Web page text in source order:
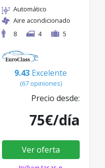
Automático
Aire acondicionado
8
4 5
9.43 Excelente
(67 opiniones)
Precio desde:
75€/día
Ver oferta